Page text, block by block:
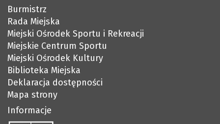
Burmistrz
Rada Miejska
Miejski Ośrodek Sportu i Rekreacji
Miejskie Centrum Sportu
Miejski Ośrodek Kultury
Biblioteka Miejska
Deklaracja dostępności
Mapa strony
Informacje